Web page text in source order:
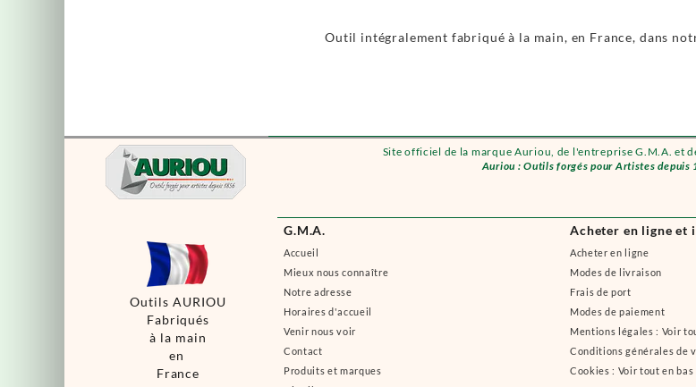
Site officiel de la marque Auriou, de l'entreprise G.M.A. et
Auriou : Outils forgés pour Artistes depuis
G.M.A.
Accueil
Mieux nous connaître
Notre adresse
Horaires d'accueil
Venir nous voir
Contact
Produits et marques
Acheter en ligne et
Acheter en ligne
Modes de livraison
Frais de port
Modes de paiement
Mentions légales : Voir
Conditions générales de
Cookies : Voir tout en bas
Outils AURIOU
Fabriqués
à la main
en
France
Outil intégralement fabriqué à la main, en France, dans